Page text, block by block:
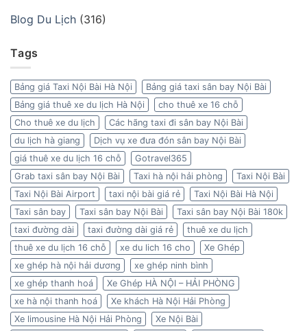
Blog Du Lịch (316)
Tags
Bảng giá Taxi Nội Bài Hà Nội
Bảng giá taxi sân bay Nội Bài
Bảng giá thuê xe du lịch Hà Nội
cho thuê xe 16 chỗ
Cho thuê xe du lịch
Các hãng taxi đi sân bay Nội Bài
du lịch hà giang
Dịch vụ xe đưa đón sân bay Nội Bài
giá thuê xe du lịch 16 chỗ
Gotravel365
Grab taxi sân bay Nội Bài
Taxi hà nội hải phòng
Taxi Nội Bài
Taxi Nội Bài Airport
taxi nội bài giá rẻ
Taxi Nội Bài Hà Nội
Taxi sân bay
Taxi sân bay Nội Bài
Taxi sân bay Nội Bài 180k
taxi đường dài
taxi đường dài giá rẻ
thuê xe du lịch
thuê xe du lịch 16 chỗ
xe du lich 16 cho
Xe Ghép
xe ghép hà nội hải dương
xe ghép ninh bình
xe ghép thanh hoá
Xe Ghép HÀ NỘI – HẢI PHÒNG
xe hà nội thanh hoá
Xe khách Hà Nội Hải Phòng
Xe limousine Hà Nội Hải Phòng
Xe Nội Bài